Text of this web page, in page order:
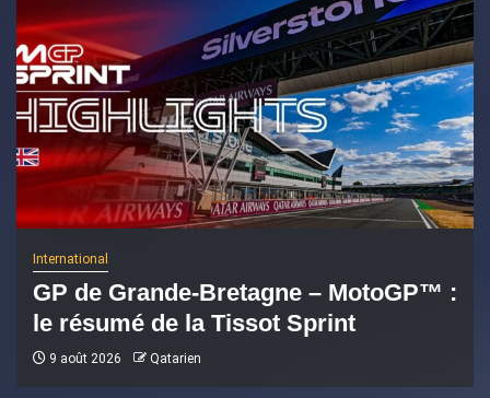
International
GP de Grande-Bretagne – MotoGP™ :
le résumé de la Tissot Sprint
9 août 2026 Qatarien